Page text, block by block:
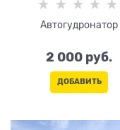
Автогудронатор
2 000 руб.
ДОБАВИТЬ